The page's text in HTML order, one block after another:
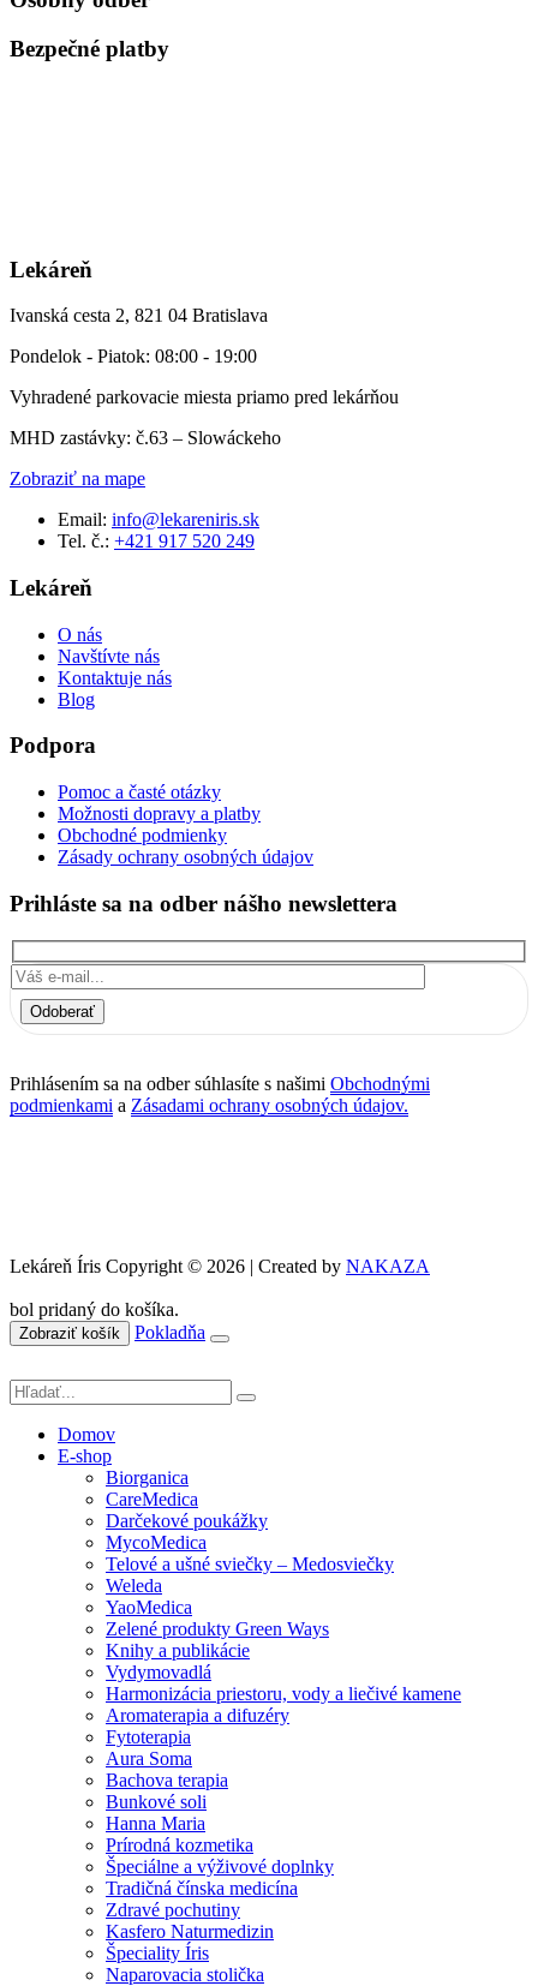
Bezpečné platby
Lekáreň
Ivanská cesta 2, 821 04 Bratislava
Pondelok - Piatok: 08:00 - 19:00
Vyhradené parkovacie miesta priamo pred lekárňou
MHD zastávky: č.63 – Slowáckeho
Zobraziť na mape
Email: info@lekareniris.sk
Tel. č.: +421 917 520 249
Lekáreň
O nás
Navštívte nás
Kontaktuje nás
Blog
Podpora
Pomoc a časté otázky
Možnosti dopravy a platby
Obchodné podmienky
Zásady ochrany osobných údajov
Prihláste sa na odber nášho newslettera
Odoberať
Prihlásením sa na odber súhlasíte s našimi Obchodnými
podmienkami a Zásadami ochrany osobných údajov.
Lekáreň Íris Copyright © 2026 | Created by NAKAZA
bol pridaný do košíka.
Zobraziť košík Pokladňa
Domov
E-shop
Biorganica
CareMedica
Darčekové poukážky
MycoMedica
Telové a ušné sviečky – Medosviečky
Weleda
YaoMedica
Zelené produkty Green Ways
Knihy a publikácie
Vydymovadlá
Harmonizácia priestoru, vody a liečivé kamene
Aromaterapia a difuzéry
Fytoterapia
Aura Soma
Bachova terapia
Bunkové soli
Hanna Maria
Prírodná kozmetika
Špeciálne a výživové doplnky
Tradičná čínska medicína
Zdravé pochutiny
Kasfero Naturmedizin
Špeciality Íris
Naparovacia stolička